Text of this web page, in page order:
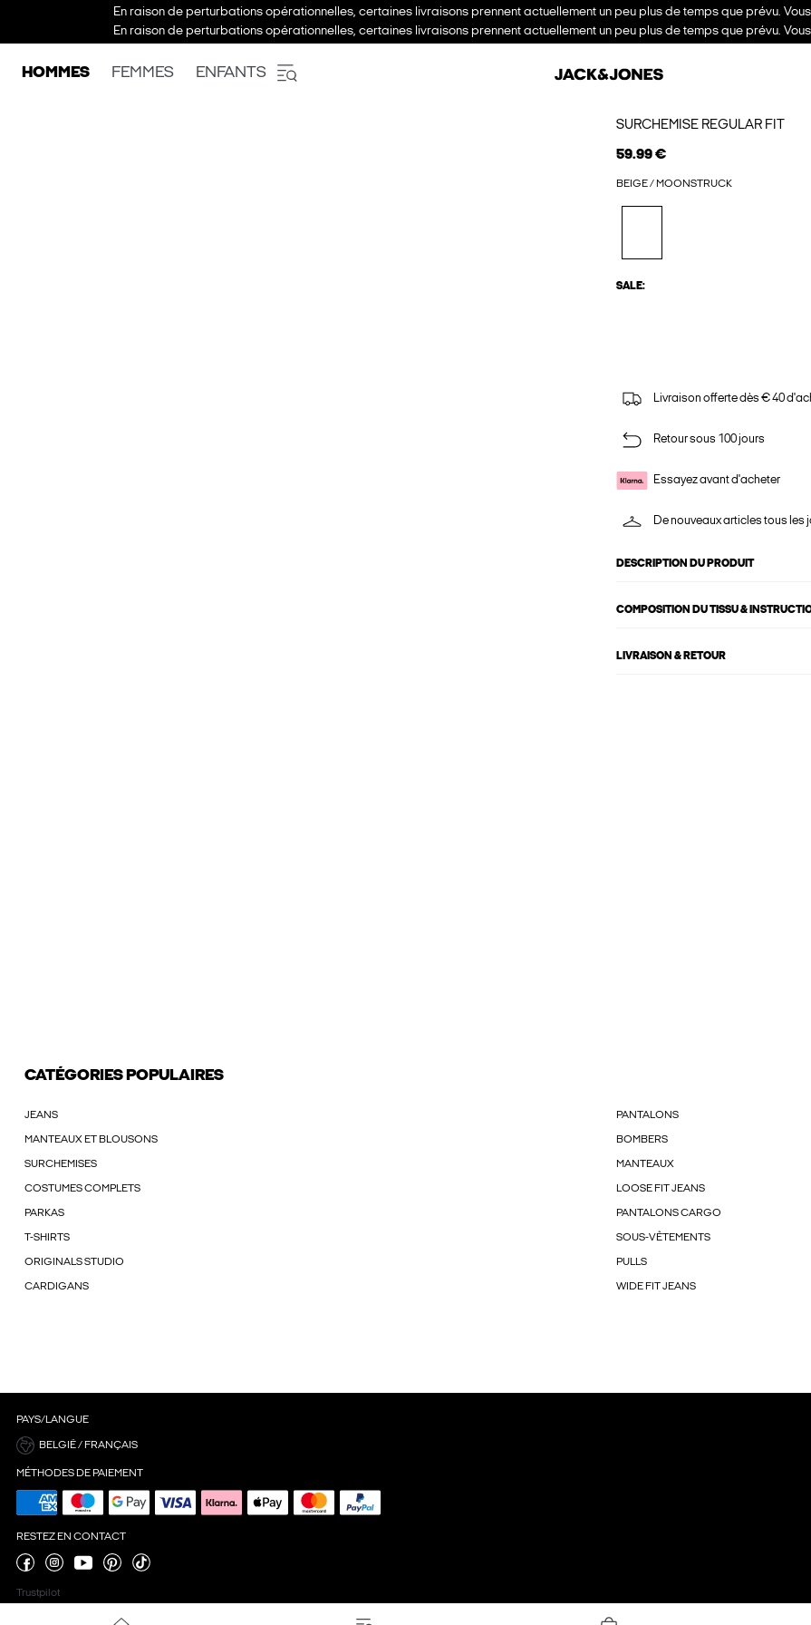
En raison de perturbations opérationnelles, certaines livraisons prennent actuellement un peu plus de temps que prévu.
En raison de perturbations opérationnelles, certaines livraisons prennent actuellement un peu plus de temps que prévu.
HOMMES FEMMES ENFANTS
SURCHEMISE REGULAR FIT
59.99 €
BEIGE / MOONSTRUCK
SALE:
Livraison offerte dès € 40
Retour sous 100 jours
Essayez avant d'acheter
De nouveaux articles tous les
DESCRIPTION DU PRODUIT
COMPOSITION DU TISSU &
LIVRAISON & RETOUR
CATÉGORIES POPULAIRES
JEANS PANTALONS
MANTEAUX ET BLOUSONS BOMBERS
SURCHEMISES MANTEAUX
COSTUMES COMPLETS LOOSE FIT JEANS
PARKAS PANTALONS CARGO
T-SHIRTS SOUS-VÊTEMENTS
ORIGINALS STUDIO PULLS
CARDIGANS WIDE FIT JEANS
PAYS/LANGUE
BELGIË / FRANÇAIS
MÉTHODES DE PAIEMENT
RESTEZ EN CONTACT
Trustpilot